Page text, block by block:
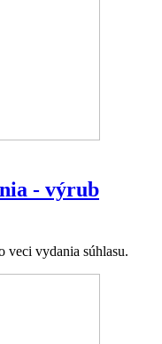
- výrub
veci vydania súhlasu.